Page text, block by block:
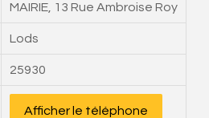
MAIRIE, 13 Rue Ambroise Roy
Lods
25930
Afficher le téléphone